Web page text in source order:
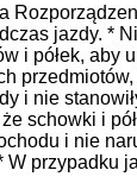
jazdy. *
i półek, aby
i nie
schowki i
i nie
W